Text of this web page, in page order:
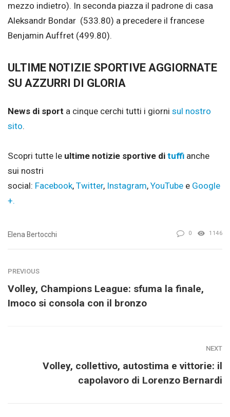
mezzo indietro). In seconda piazza il padrone di casa
Aleksandr Bondar (533.80) a precedere il francese
Benjamin Auffret (499.80).
ULTIME NOTIZIE SPORTIVE AGGIORNATE
SU AZZURRI DI GLORIA
News di sport a cinque cerchi tutti i giorni sul nostro
sito.
Scopri tutte le ultime notizie sportive di tuffi anche
sui nostri
social: Facebook, Twitter, Instagram, YouTube e Google
+.
Elena Bertocchi 0 1146
PREVIOUS
Volley, Champions League: sfuma la finale,
Imoco si consola con il bronzo
NEXT
Volley, collettivo, autostima e vittorie: il
capolavoro di Lorenzo Bernardi